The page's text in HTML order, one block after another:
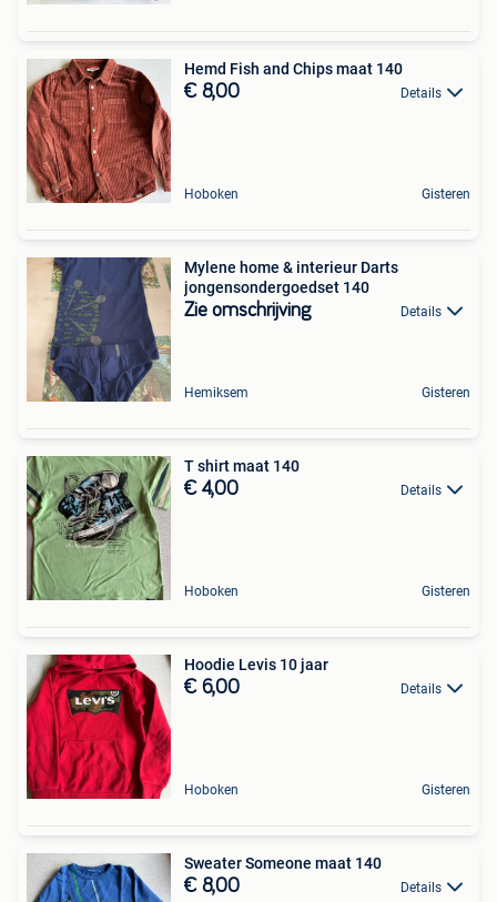
Hemd Fish and Chips maat 140
€ 8,00 Details
Hoboken Gisteren
Mylene home & interieur Darts
jongensondergoedset 140
Zie omschrijving Details
Hemiksem Gisteren
T shirt maat 140
€ 4,00 Details
Hoboken Gisteren
Hoodie Levis 10 jaar
€ 6,00 Details
Hoboken Gisteren
Sweater Someone maat 140
€ 8,00 Details